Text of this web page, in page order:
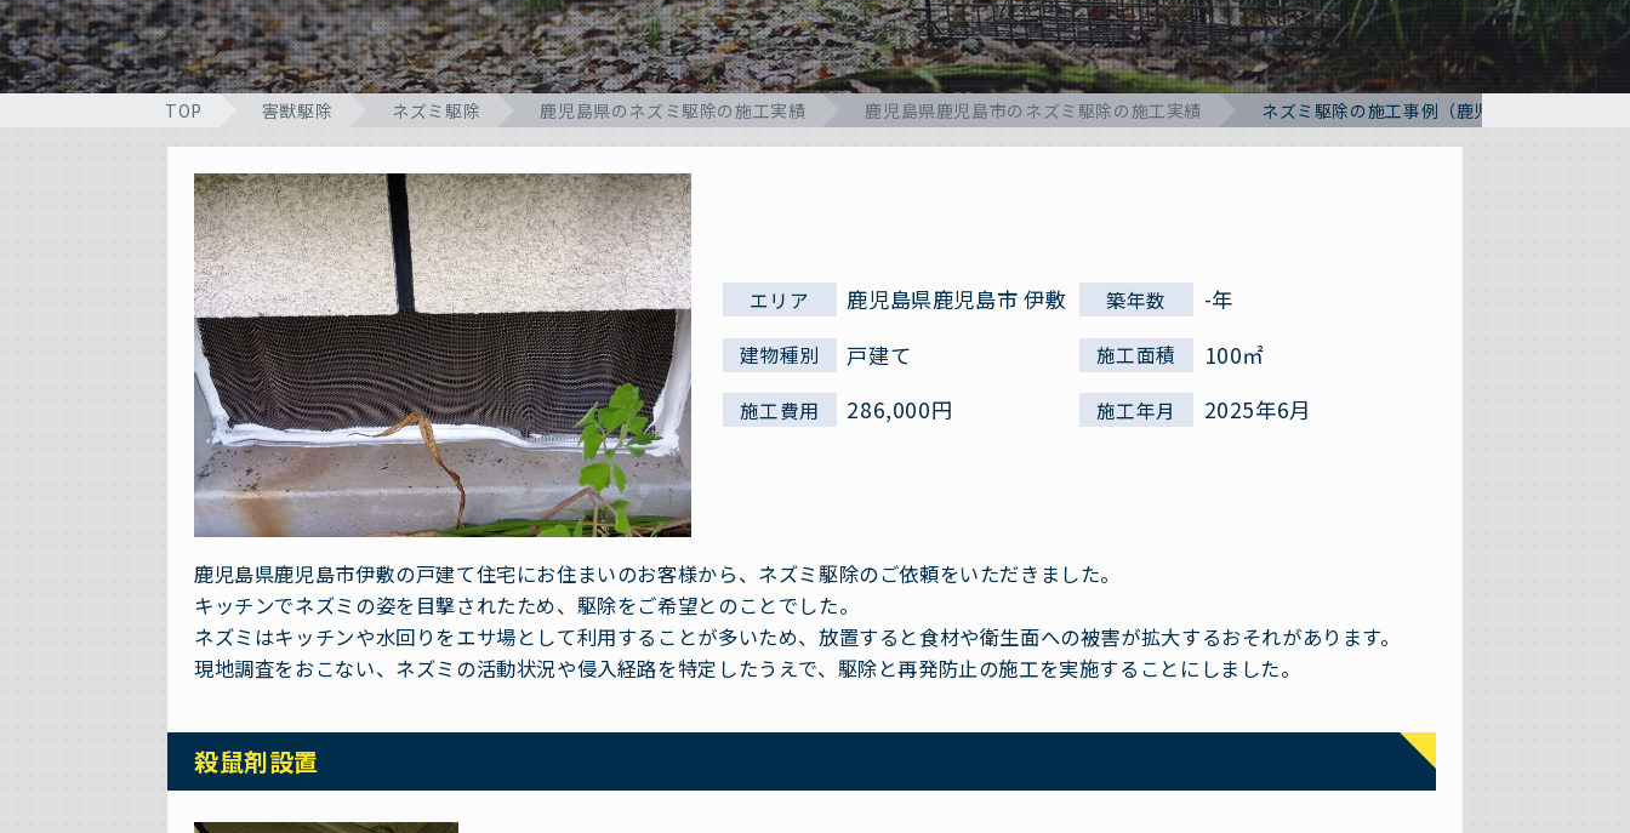
TOP 害獣駆除 ネズミ駆除 鹿児島県のネズミ駆除の施工実績 鹿児島県鹿児島市のネズミ駆除の施工実績 ネズミ駆除の施工事例（鹿児島県鹿児島市伊
エリア 鹿児島県鹿児島市 伊敷 築年数 -年
建物種別 戸建て 施工面積 100㎡
施工費用 286,000円 施工年月 2025年6月
鹿児島県鹿児島市伊敷の戸建て住宅にお住まいのお客様から、ネズミ駆除のご依頼をいただきました。
キッチンでネズミの姿を目撃されたため、駆除をご希望とのことでした。
ネズミはキッチンや水回りをエサ場として利用することが多いため、放置すると食材や衛生面への被害が拡大するおそれがあります。
現地調査をおこない、ネズミの活動状況や侵入経路を特定したうえで、駆除と再発防止の施工を実施することにしました。
殺鼠剤設置